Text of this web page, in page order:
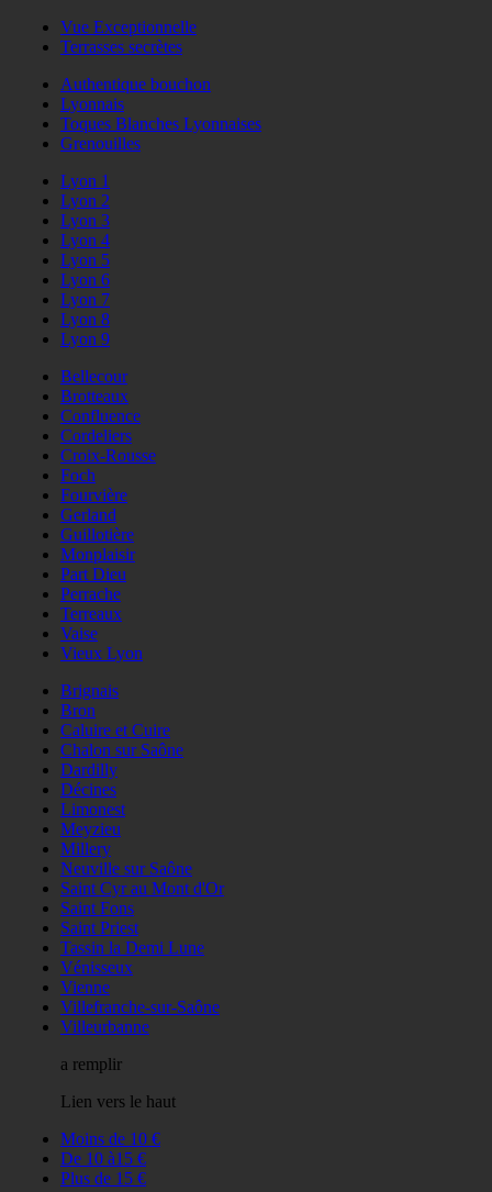
Vue Exceptionnelle
Terrasses secrètes
Authentique bouchon
Lyonnais
Toques Blanches Lyonnaises
Grenouilles
Lyon 1
Lyon 2
Lyon 3
Lyon 4
Lyon 5
Lyon 6
Lyon 7
Lyon 8
Lyon 9
Bellecour
Brotteaux
Confluence
Cordeliers
Croix-Rousse
Foch
Fourvière
Gerland
Guillotière
Monplaisir
Part Dieu
Perrache
Terreaux
Vaise
Vieux Lyon
Brignais
Bron
Caluire et Cuire
Chalon sur Saône
Dardilly
Décines
Limonest
Meyzieu
Millery
Neuville sur Saône
Saint Cyr au Mont d'Or
Saint Fons
Saint Priest
Tassin la Demi Lune
Vénisseux
Vienne
Villefranche-sur-Saône
Villeurbanne
a remplir
Lien vers le haut
Moins de 10 €
De 10 à15 €
Plus de 15 €